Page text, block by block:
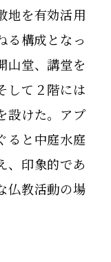
地を有効活用
る構成となっ
山堂、講堂を
して２階には
設けた。アプ
ると中庭水庭
、印象的であ
仏教活動の場